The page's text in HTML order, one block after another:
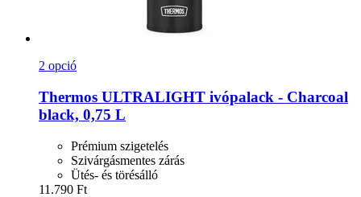
2 opció
Thermos ULTRALIGHT ivópalack -​ Charcoal
black, 0,75 L
Prémium szigetelés
Szivárgásmentes zárás
Ütés- és törésálló
11.790 Ft